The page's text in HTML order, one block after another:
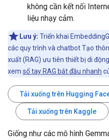
không cần kết nối
liệu nhạy cảm.
Lưu ý: Triển khai
các quy trình và chatbot Tạo
xuất (RAG) ưu tiên thiết bị di
xem sổ tay RAG bắt đầu nhanh
Tải xuống trên Hugging
Tải xuống trên Kaggle
Giống như các mô hình